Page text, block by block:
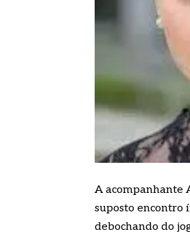
A acompanhante
suposto encontro
debochando do